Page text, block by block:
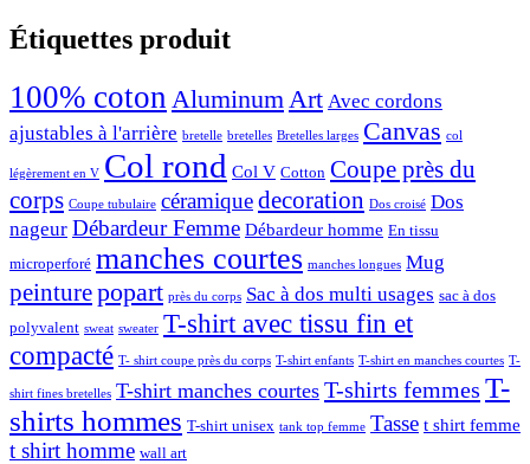
Étiquettes produit
100% coton Aluminum Art Avec cordons
ajustables à l'arrière bretelle bretelles Bretelles larges Canvas col
légèrement en V Col rond Col V Cotton Coupe près du
corps Coupe tubulaire céramiquedecoration Dos croisé Dos
nageur Débardeur Femme Débardeur homme En tissu
microperforé manches courtes manches longues Mug
peinturepopart près du corps Sac à dos multi usages sac à dos
polyvalent sweat sweater T-shirt avec tissu fin et
compacté T- shirt coupe près du corps T-shirt enfants T-shirt en manches courtes T-
shirt fines bretelles T-shirt manches courtes T-shirts femmes T-
shirts hommes T-shirt unisex tank top femme Tasse t shirt femme
t shirt homme wall art